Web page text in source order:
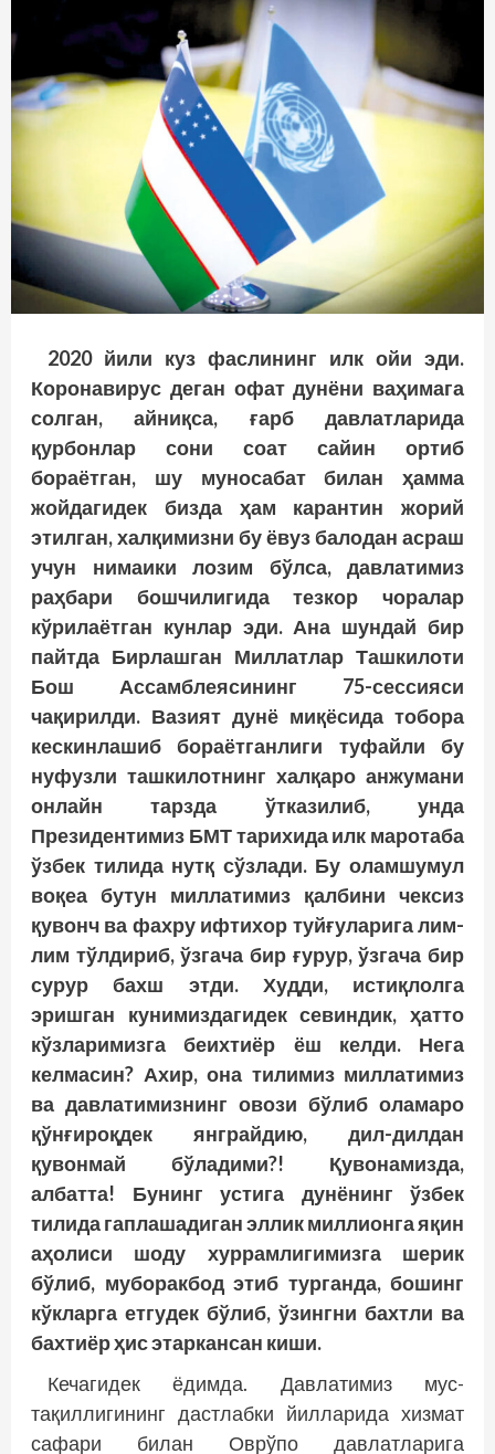
2020 йили куз фаслининг илк ойи эди.
Коронавирус деган офат дунёни ваҳимага
солган, айниқса, ғарб давлатларида
қурбонлар сони соат сайин ортиб
бораётган, шу муносабат билан ҳамма
жойдагидек бизда ҳам карантин жорий
этилган, халқимизни бу ёвуз балодан асраш
учун нимаики лозим бўлса, давлатимиз
раҳбари бошчилигида тезкор чоралар
кўрилаётган кунлар эди. Ана шундай бир
пайтда Бирлашган Миллатлар Ташкилоти
Бош Ассамблеясининг 75-сессияси
чақирилди. Вазият дунё миқёсида тобора
кескинлашиб бораётганлиги туфайли бу
нуфузли ташкилотнинг халқаро анжумани
онлайн тарзда ўтказилиб, унда
Президентимиз БМТ тарихида илк маротаба
ўзбек тилида нутқ сўзлади. Бу оламшумул
воқеа бутун миллатимиз қалбини чексиз
қувонч ва фахру ифтихор туйғуларига лим-
лим тўлдириб, ўзгача бир ғурур, ўзгача бир
сурур бахш этди. Худди, истиқлолга
эришган кунимиздагидек севиндик, ҳатто
кўзларимизга беихтиёр ёш келди. Нега
келмасин? Ахир, она тилимиз миллатимиз
ва давлатимизнинг овози бўлиб оламаро
қўнғироқдек янграйдию, дил-дилдан
қувонмай бўладими?! Қувонамизда,
албатта! Бунинг устига дунёнинг ўзбек
тилида гаплашадиган эллик миллионга яқин
аҳолиси шоду хуррамлигимизга шерик
бўлиб, муборакбод этиб турганда, бошинг
кўкларга етгудек бўлиб, ўзингни бахтли ва
бахтиёр ҳис этаркансан киши.
Кечагидек ёдимда. Давлатимиз мус­
тақиллигининг дастлабки йилларида хизмат
сафари билан Оврўпо давлатларига